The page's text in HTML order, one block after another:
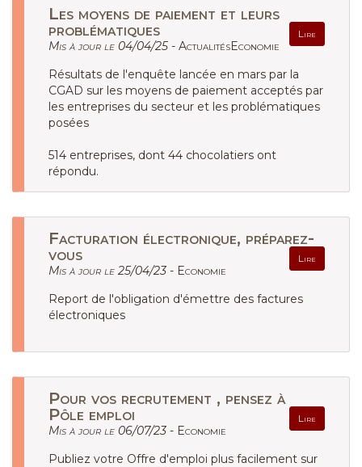
Les moyens de paiement et leurs
problématiques
Lire
Mis à jour le 04/04/25 - ActualitésEconomie
Résultats de l'enquête lancée en mars par la
CGAD sur les moyens de paiement acceptés par
les entreprises du secteur et les problématiques
posées
514 entreprises, dont 44 chocolatiers ont
répondu.
Facturation électronique, préparez-
vous
Lire
Mis à jour le 25/04/23 - Economie
Report de l'obligation d'émettre des factures
électroniques
Pour vos recrutement , pensez à
Pôle emploi
Lire
Mis à jour le 06/07/23 - Economie
Publiez votre Offre d'emploi plus facilement sur